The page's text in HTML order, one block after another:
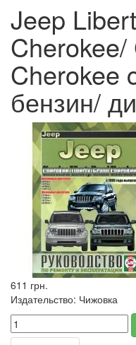
Jeep
Cherokee/
Cherokee
бензин/
611 грн.
Издательство: Чижовка